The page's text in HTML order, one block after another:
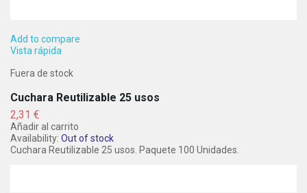
Add to compare
Vista rápida
Fuera de stock
Cuchara Reutilizable 25 usos
Precio
2,31 €
Añadir al carrito
Availability: Out of stock
Cuchara Reutilizable 25 usos. Paquete 100 Unidades.